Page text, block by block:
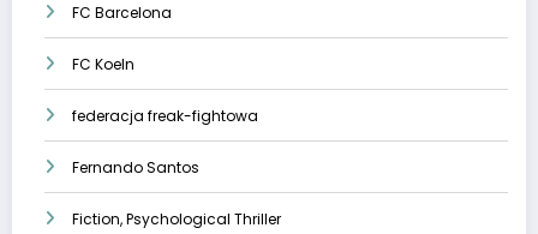
FC Barcelona
FC Koeln
federacja freak-fightowa
Fernando Santos
Fiction, Psychological Thriller